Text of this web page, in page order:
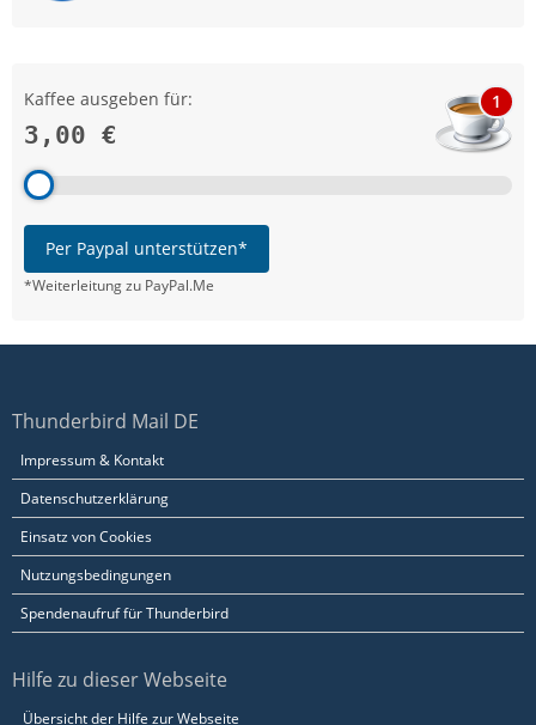
Kaffee ausgeben für:
3,00 €
1
Per Paypal unterstützen*
*Weiterleitung zu PayPal.Me
Thunderbird Mail DE
Impressum & Kontakt
Datenschutzerklärung
Einsatz von Cookies
Nutzungsbedingungen
Spendenaufruf für Thunderbird
Hilfe zu dieser Webseite
Übersicht der Hilfe zur Webseite